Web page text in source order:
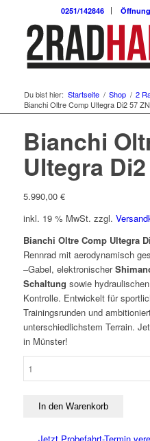
0251/142846
Du bist hier: Startseite / Shop / 2
Bianchi Oltre Comp Ultegra Di2 57 ZN
Bianchi
Ultegra
5.990,00 €
inkl. 19 % MwSt. zzgl.
Bianchi Oltre Comp Ultegra
Rennrad mit aerodynamisch
–Gabel, elektronischer
Schaltung sowie
Kontrolle. Entwickelt für
Trainingsrunden und
unterschiedlichstem Terrain.
in Münster!
UltegraIn den Warenkorb